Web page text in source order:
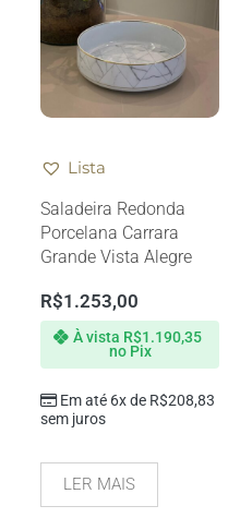
Lista
Saladeira Redonda
Porcelana Carrara
Grande Vista Alegre
R$1.253,00
Em até 6x de R$208,83
sem juros
À vista R$1.190,35
no Pix
LER MAIS